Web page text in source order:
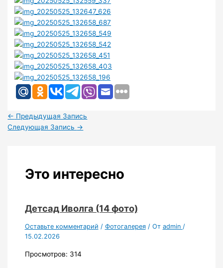
← Предыдущая Запись
Следующая Запись →
Это интересно
Детсад Иволга (14 фото)
Оставьте комментарий / Фотогалерея/ От admin /
15.02.2026
Просмотров: 314